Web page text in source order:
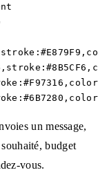
un message,
budget
vous.